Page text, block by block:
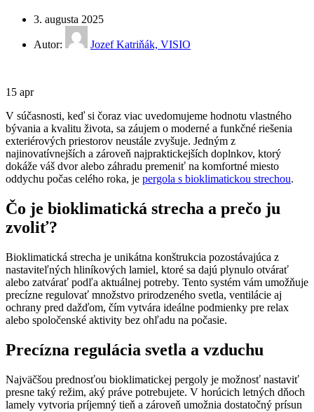
3. augusta 2025
Autor: Jozef Katriňák, VISIO
15 apr
V súčasnosti, keď si čoraz viac uvedomujeme hodnotu vlastného
bývania a kvalitu života, sa záujem o moderné a funkčné riešenia
exteriérových priestorov neustále zvyšuje. Jedným z
najinovatívnejších a zároveň najpraktickejších doplnkov, ktorý
dokáže váš dvor alebo záhradu premeniť na komfortné miesto
oddychu počas celého roka, je pergola s bioklimatickou strechou.
Čo je bioklimatická strecha a prečo ju
zvoliť?
Bioklimatická strecha je unikátna konštrukcia pozostávajúca z
nastaviteľných hliníkových lamiel, ktoré sa dajú plynulo otvárať
alebo zatvárať podľa aktuálnej potreby. Tento systém vám umožňuje
precízne regulovať množstvo prirodzeného svetla, ventilácie aj
ochrany pred dažďom, čím vytvára ideálne podmienky pre relax
alebo spoločenské aktivity bez ohľadu na počasie.
Precízna regulácia svetla a vzduchu
Najväčšou prednosťou bioklimatickej pergoly je možnosť nastaviť
presne taký režim, aký práve potrebujete. V horúcich letných dňoch
lamely vytvoria príjemný tieň a zároveň umožnia dostatočný prísun